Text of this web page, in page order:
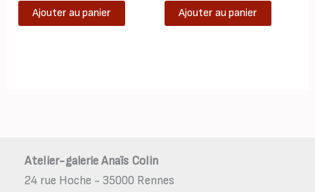
Ajouter au panier Ajouter au panier
Atelier-galerie Anaïs Colin
24 rue Hoche - 35000 Rennes